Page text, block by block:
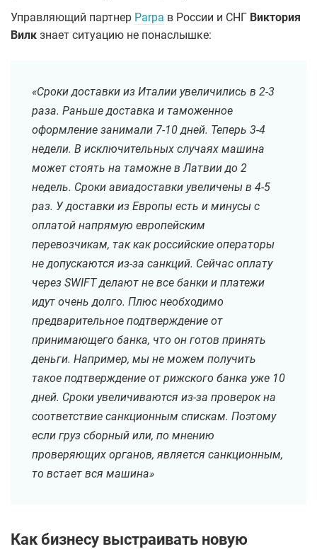
Управляющий партнер Parpa в России и СНГ Виктория
Вилк знает ситуацию не понаслышке:
«Сроки доставки из Италии увеличились в 2-3
раза. Раньше доставка и таможенное
оформление занимали 7-10 дней. Теперь 3-4
недели. В исключительных случаях машина
может стоять на таможне в Латвии до 2
недель. Сроки авиадоставки увеличены в 4-5
раз. У доставки из Европы есть и минусы с
оплатой напрямую европейским
перевозчикам, так как российские операторы
не допускаются из-за санкций. Сейчас оплату
через SWIFT делают не все банки и платежи
идут очень долго. Плюс необходимо
предварительное подтверждение от
принимающего банка, что он готов принять
деньги. Например, мы не можем получить
такое подтверждение от рижского банка уже 10
дней. Сроки увеличиваются из-за проверок на
соответствие санкционным спискам. Поэтому
если груз сборный или, по мнению
проверяющих органов, является санкционным,
то встает вся машина»
Как бизнесу выстраивать новую